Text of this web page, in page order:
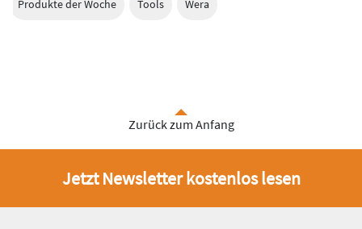
Produkte der Woche Tools Wera
Zurück zum Anfang
Jetzt Newsletter kostenlos lesen